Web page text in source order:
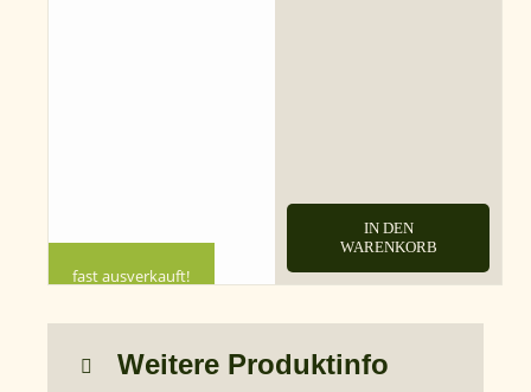
fast ausverkauft!
IN DEN
WARENKORB
Weitere Produktinfo